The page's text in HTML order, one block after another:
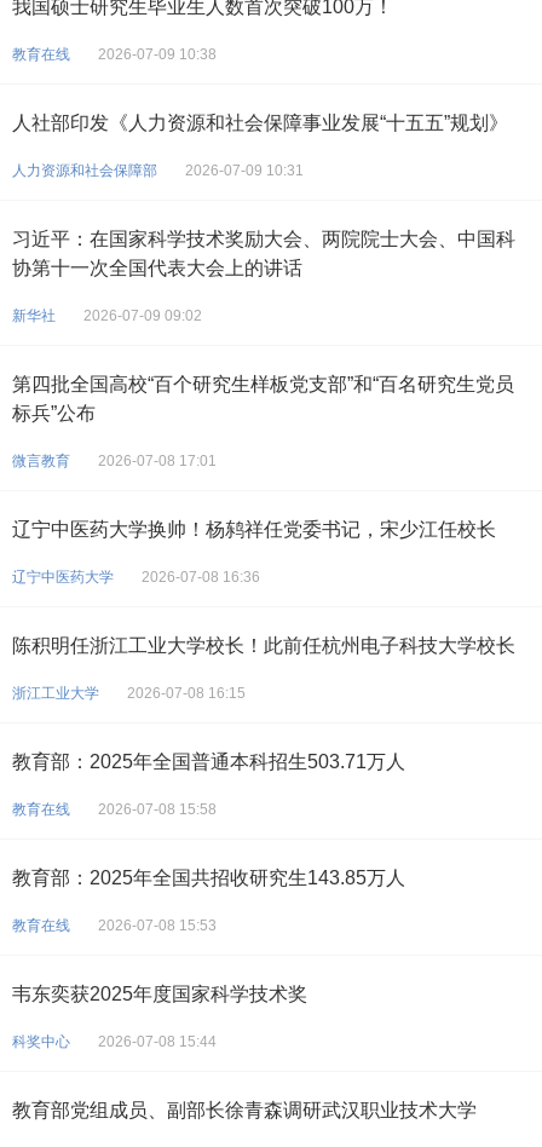
我国硕士研究生毕业生人数首次突破100万！
教育在线 2026-07-09 10:38
人社部印发《人力资源和社会保障事业发展“十五五”规划》
人力资源和社会保障部 2026-07-09 10:31
习近平：在国家科学技术奖励大会、两院院士大会、中国科
协第十一次全国代表大会上的讲话
新华社 2026-07-09 09:02
第四批全国高校“百个研究生样板党支部”和“百名研究生党员
标兵”公布
微言教育 2026-07-08 17:01
辽宁中医药大学换帅！杨鸫祥任党委书记，宋少江任校长
辽宁中医药大学 2026-07-08 16:36
陈积明任浙江工业大学校长！此前任杭州电子科技大学校长
浙江工业大学 2026-07-08 16:15
教育部：2025年全国普通本科招生503.71万人
教育在线 2026-07-08 15:58
教育部：2025年全国共招收研究生143.85万人
教育在线 2026-07-08 15:53
韦东奕获2025年度国家科学技术奖
科奖中心 2026-07-08 15:44
教育部党组成员、副部长徐青森调研武汉职业技术大学